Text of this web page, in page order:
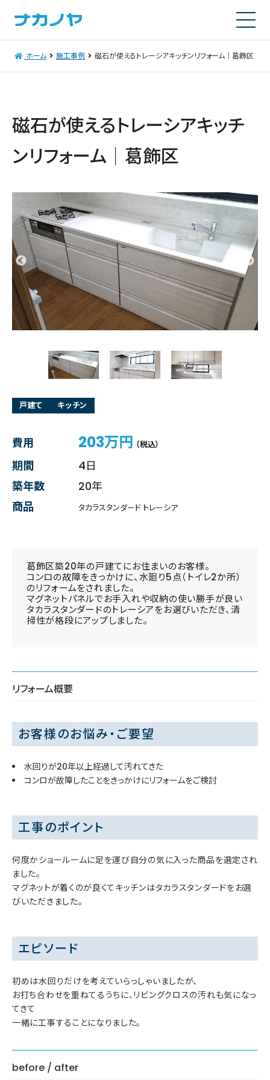
ホーム 施工事例 磁石が使えるトレーシアキッチンリフォーム｜葛飾区
磁石が使えるトレーシアキッチ
ンリフォーム｜葛飾区
戸建て キッチン
費用 203万円 （税込）
期間
4日
築年数
20年
商品
タカラスタンダード トレーシア
葛飾区築20年の戸建てにお住まいのお客様。
コンロの故障をきっかけに、水廻り5点（トイレ2か所）
のリフォームをされました。
マグネットパネルでお手入れや収納の使い勝手が良い
タカラスタンダードのトレーシアをお選びいただき、清
掃性が格段にアップしました。
リフォーム概要
お客様のお悩み・ご要望
水回りが20年以上経過して汚れてきた
コンロが故障したことをきっかけにリフォームをご検討
工事のポイント
何度かショールームに足を運び自分の気に入った商品を選定され
ました。
マグネットが着くのが良くてキッチンはタカラスタンダードをお選
びいただきました。
エピソード
初めは水回りだけを考えていらっしゃいましたが、
お打ち合わせを重ねてるうちに、リビングクロスの汚れも気になっ
てきて
一緒に工事することになりました。
before / after